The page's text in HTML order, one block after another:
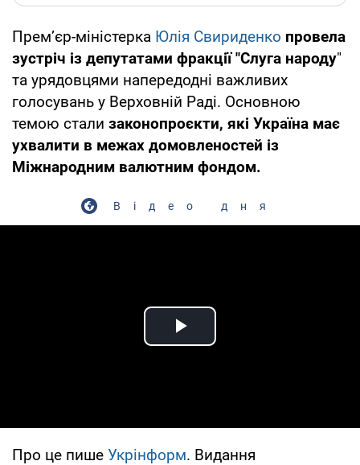
Премʼєр-міністерка Юлія Свириденко провела
зустріч із депутатами фракції "Слуга народу"
та урядовцями напередодні важливих
голосувань у Верховній Раді. Основною
темою стали законопроєкти, які Україна має
ухвалити в межах домовленостей із
Міжнародним валютним фондом.
Відео дня
Play Video
Про це пише Укрінформ. Видання